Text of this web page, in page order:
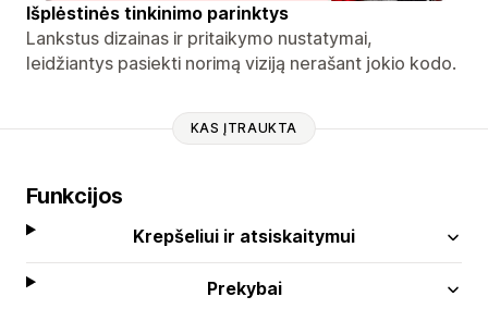
Išplėstinės tinkinimo parinktys
Lankstus dizainas ir pritaikymo nustatymai,
leidžiantys pasiekti norimą viziją nerašant jokio kodo.
KAS ĮTRAUKTA
Funkcijos
Krepšeliui ir atsiskaitymui
Prekybai